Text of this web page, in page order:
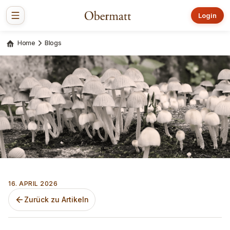
Login
Home Blogs
16. APRIL 2026
Zurück zu Artikeln